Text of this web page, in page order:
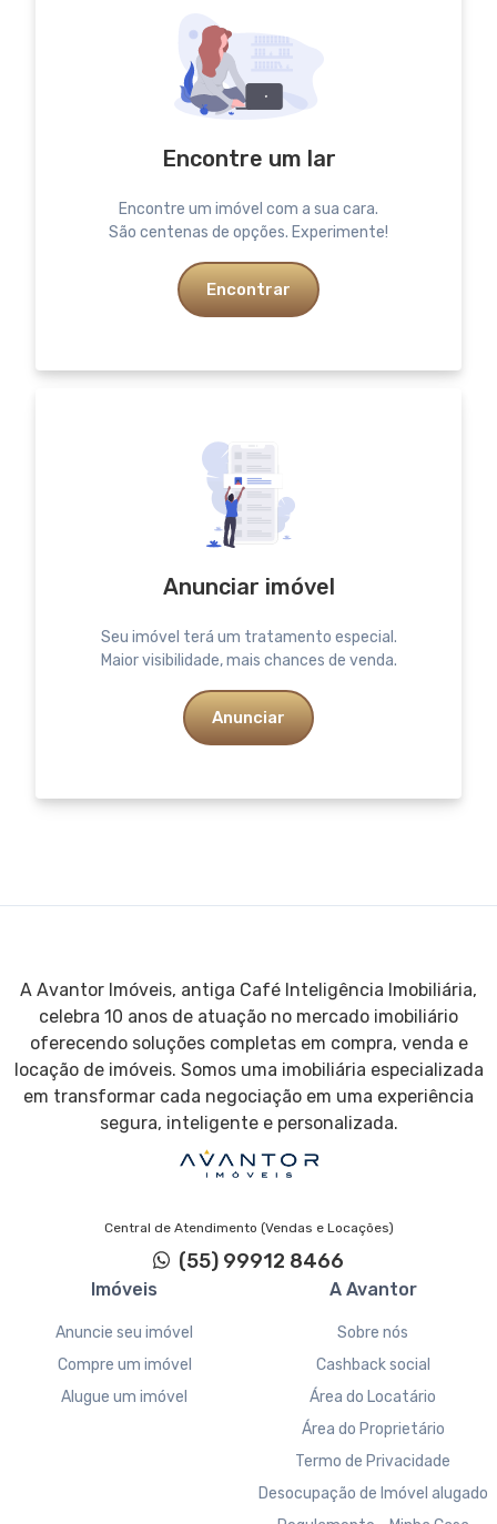
Encontre um lar
Encontre um imóvel com a sua cara.
São centenas de opções. Experimente!
Encontrar
Anunciar imóvel
Seu imóvel terá um tratamento especial.
Maior visibilidade, mais chances de venda.
Anunciar
A Avantor Imóveis, antiga Café Inteligência Imobiliária,
celebra 10 anos de atuação no mercado imobiliário
oferecendo soluções completas em compra, venda e
locação de imóveis. Somos uma imobiliária especializada
em transformar cada negociação em uma experiência
segura, inteligente e personalizada.
Central de Atendimento (Vendas e Locações)
(55) 99912 8466
Imóveis
Anuncie seu imóvel
Compre um imóvel
Alugue um imóvel
A Avantor
Sobre nós
Cashback social
Área do Locatário
Área do Proprietário
Termo de Privacidade
Desocupação de Imóvel alugado